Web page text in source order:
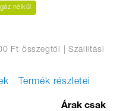
nélkül
Ft összegtől
| Szállítási
Termék részletei
Árak csak